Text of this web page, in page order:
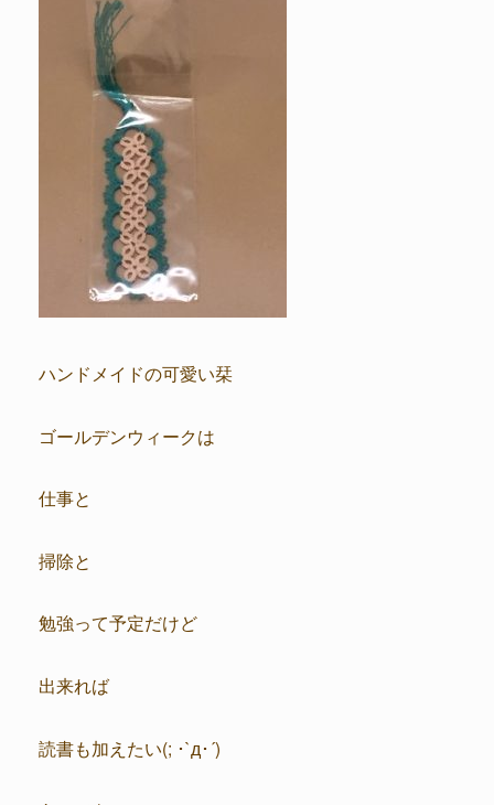
ハンドメイドの可愛い栞
ゴールデンウィークは
仕事と
掃除と
勉強って予定だけど
出来れば
読書も加えたい(; ･`д･´)